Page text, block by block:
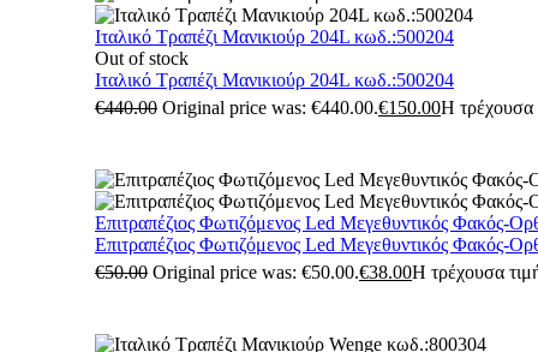
Ιταλικό Τραπέζι Μανικιούρ 204L κωδ.:500204
Out of stock
Ιταλικό Τραπέζι Μανικιούρ 204L κωδ.:500204
€440.00 Original price was: €440.00.€150.00Η τρέχουσα
Επιτραπέζιος Φωτιζόμενος Led Μεγεθυντικός Φακός-
Επιτραπέζιος Φωτιζόμενος Led Μεγεθυντικός Φακός-
€50.00 Original price was: €50.00.€38.00Η τρέχουσα